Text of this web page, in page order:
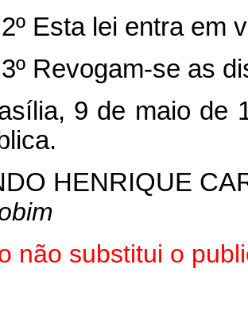
Esta lei entra em
Revogam-se as
9 de maio de
HENRIQUE
não substitui o